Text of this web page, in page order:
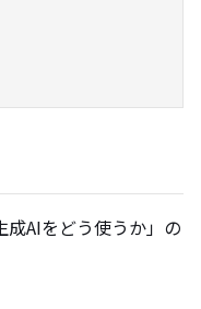
AIをどう使うか」の